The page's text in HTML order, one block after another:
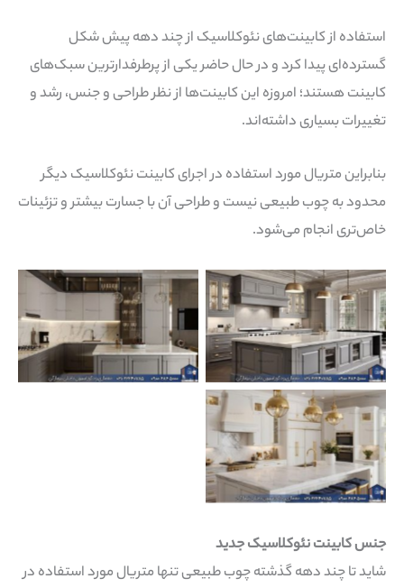
استفاده از کابینت‌های نئوکلاسیک از چند دهه پیش شکل
گسترده‌ای پیدا کرد و در حال حاضر یکی از پرطرفدارترین سبک‌های
کابینت هستند؛ امروزه این کابینت‌ها از نظر طراحی و جنس، رشد و
تغییرات بسیاری داشته‌اند.
بنابراین متریال مورد استفاده در اجرای کابینت نئوکلاسیک دیگر
محدود به چوب طبیعی نیست و طراحی آن با جسارت بیشتر و تزئینات
خاص‌تری انجام می‌شود.
Nimarchy.com – کابینت
نئوکلاسیک جدید
Nimarchy.com – کابینت
نئوکلاسیک جدید
Nimarchy.com – کابینت
نئوکلاسیک جدید
جنس کابینت نئوکلاسیک جدید
شاید تا چند دهه گذشته چوب طبیعی تنها متریال مورد استفاده در